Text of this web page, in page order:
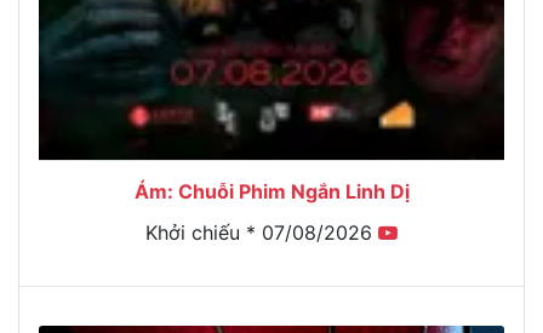
Ám: Chuỗi Phim Ngắn Linh Dị
Khởi chiếu * 07/08/2026